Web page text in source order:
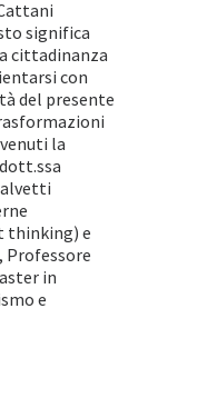
significa
cittadinanza
con
del presente
la
thinking) e
Professore
in
e